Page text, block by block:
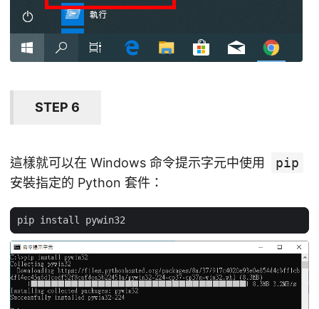
STEP 6
這樣就可以在 Windows 命令提示字元中使用
pip
安裝指定的 Python 套件：